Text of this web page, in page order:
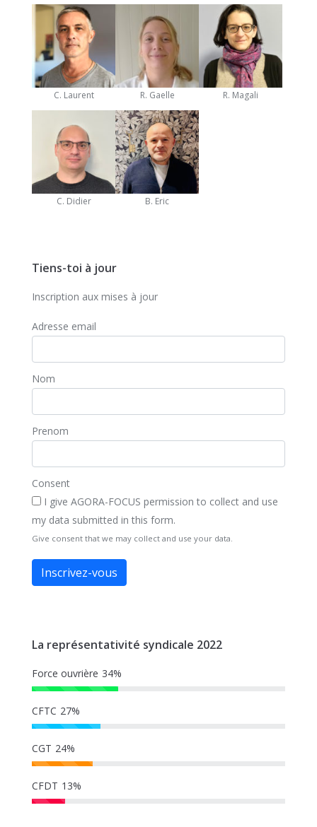
C. Laurent R. Gaelle R. Magali
C. Didier B. Eric
Tiens-toi à jour
Inscription aux mises à jour
Adresse email
Nom
Prenom
Consent
I give AGORA-FOCUS permission to collect and use
my data submitted in this form.
Give consent that we may collect and use your data.
Inscrivez-vous
La représentativité syndicale 2022
Force ouvrière 34%
CFTC 27%
CGT 24%
CFDT 13%